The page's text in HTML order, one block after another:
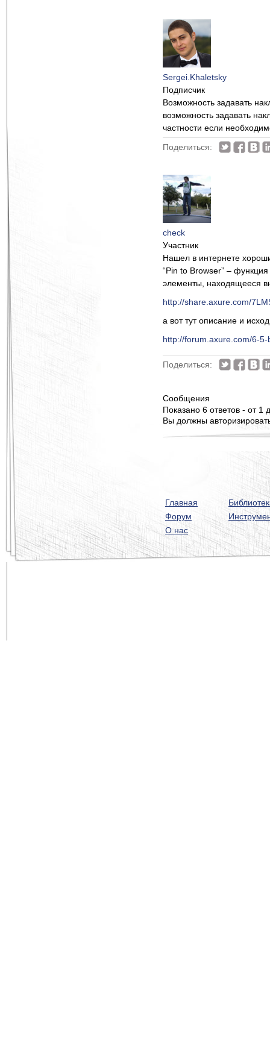
Sergei.Khaletsky
Подписчик
Возможность задавать
возможность задавать
частности если
Поделиться:
check
Участник
Нашел в интернете
“Pin to Browser” –
элементы, находящееся
http://share.axure.com/
а вот тут описание и
http://forum.axure.com/6-
Поделиться:
Сообщения
Показано 6 ответов - от 1
Вы должны
Главная
Форум
О нас